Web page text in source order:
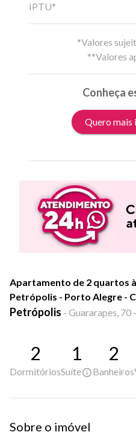
IPTU*
*Valores
**Valores
Conheça
Quero mais
Apartamento de 2 quartos
Petrópolis - Porto Alegre -
Petrópolis - Guararapes, 70
2
Dormitórios
1
Suíte
2
Banheiros
Sobre o imóvel